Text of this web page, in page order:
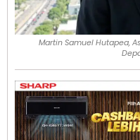
Martin Samuel Hutapea,